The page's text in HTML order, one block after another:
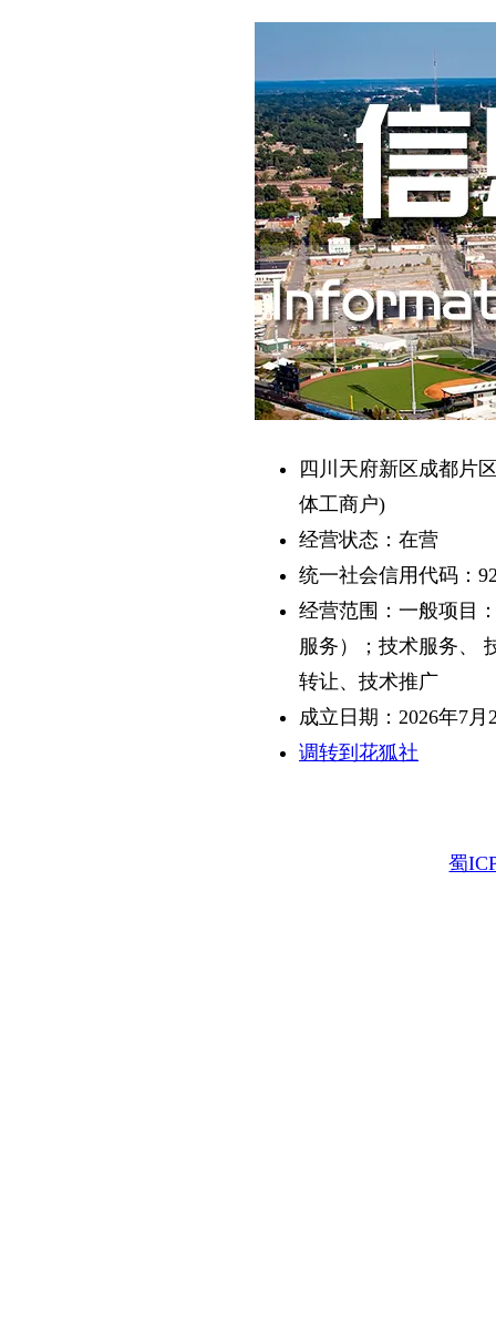
四川天府新区成都片
体工商户)
经营状态：在营
统一社会信用代码：
经营范围：一般项目
服务）；技术服务、
转让、技术推广
成立日期：2026年7月
调转到花狐社
蜀